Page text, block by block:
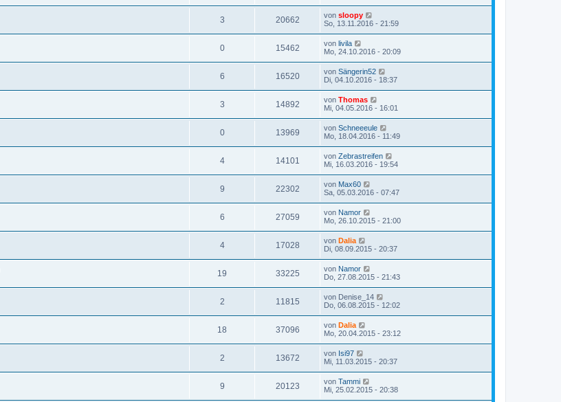
3 20662 von sloopy
So, 13.11.2016 - 21:59
0 15462 von livila
Mo, 24.10.2016 - 20:09
6 16520 von Sängerin52
Di, 04.10.2016 - 18:37
3 14892 von Thomas
Mi, 04.05.2016 - 16:01
0 13969 von Schneeeule
Mo, 18.04.2016 - 11:49
4 14101 von Zebrastreifen
Mi, 16.03.2016 - 19:54
9 22302 von Max60
Sa, 05.03.2016 - 07:47
6 27059 von Namor
Mo, 26.10.2015 - 21:00
4 17028 von Dalia
Di, 08.09.2015 - 20:37
19 33225 von Namor
Do, 27.08.2015 - 21:43
2 11815 von Denise_14
Do, 06.08.2015 - 12:02
18 37096 von Dalia
Mo, 20.04.2015 - 23:12
2 13672 von Isi97
Mi, 11.03.2015 - 20:37
9 20123 von Tammi
Mi, 25.02.2015 - 20:38